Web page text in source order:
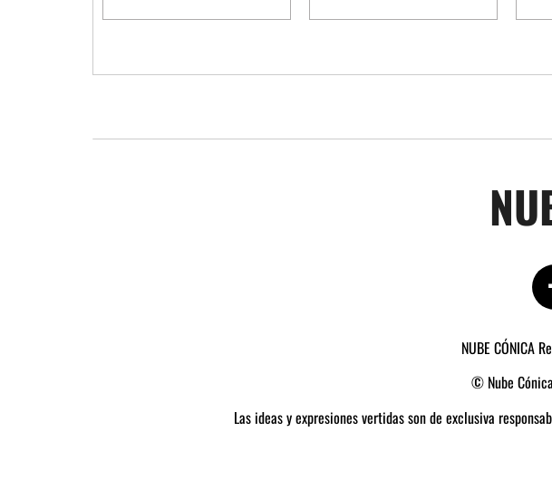
NUBE CÓNICA
© Nube
Las ideas y expresiones vertidas son de exclusiva